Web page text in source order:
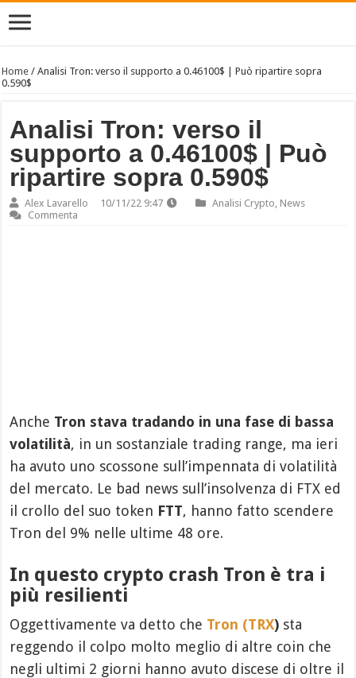
Home /Analisi Tron: verso il supporto a 0.46100$ | Può ripartire sopra
0.590$
Analisi Tron: verso il
supporto a 0.46100$ | Può
ripartire sopra 0.590$
Alex Lavarello 10/11/22 9:47 Analisi Crypto, News
Commenta
Anche Tron stava tradando in una fase di bassa
volatilità, in un sostanziale trading range, ma ieri
ha avuto uno scossone sull’impennata di volatilità
del mercato. Le bad news sull’insolvenza di FTX ed
il crollo del suo token FTT, hanno fatto scendere
Tron del 9% nelle ultime 48 ore.
In questo crypto crash Tron è tra i
più resilienti
Oggettivamente va detto che Tron (TRX) sta
reggendo il colpo molto meglio di altre coin che
negli ultimi 2 giorni hanno avuto discese di oltre il